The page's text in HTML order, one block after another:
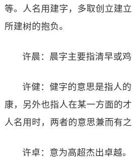
等。人名用建字，多取创立建
所建树的抱负。
许晨：晨字主要指清早或鸡
许健：健字的意思是指人
康，另外也指人在某一方面的
人名用时，两者的意思兼而有之
许卓：意为高超杰出卓越。